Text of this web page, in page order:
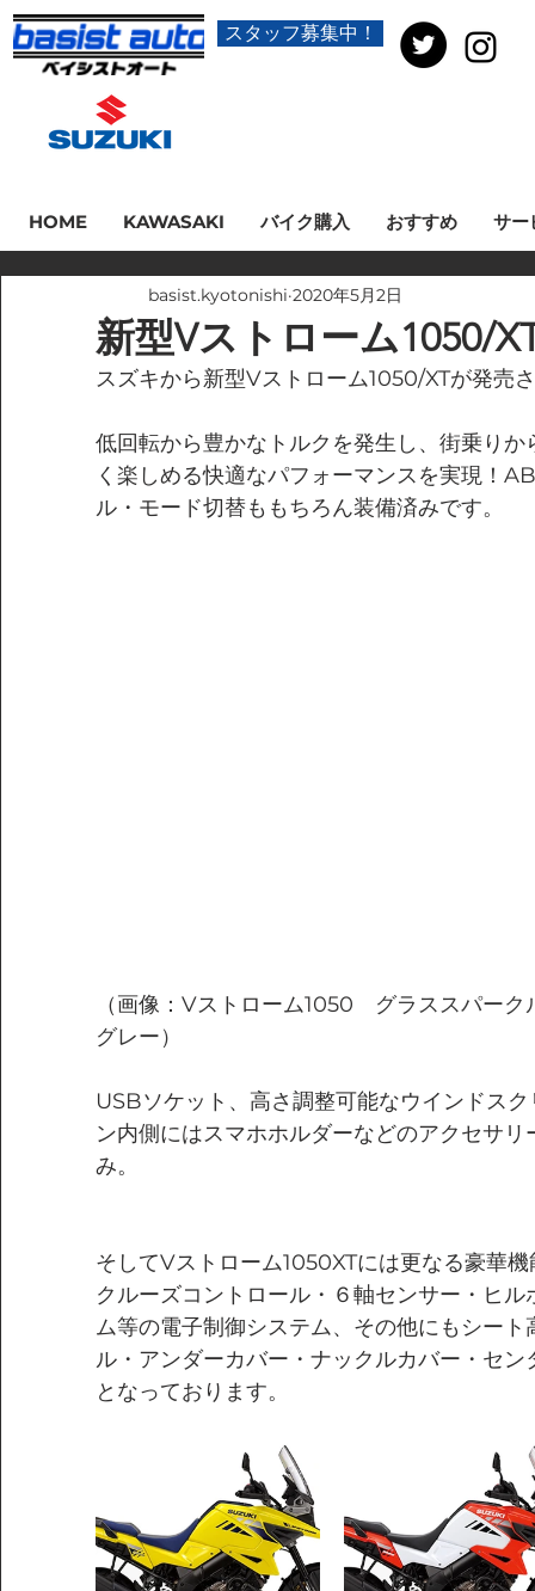
スタッフ募集中！
HOME KAWASAKI バイク購入 おすすめ サー
新型Vストローム1050/
basist.kyotonishi 2020年5月2日
スズキから新型Vストローム1050/XTが発売
低回転から豊かなトルクを発生し、街乗り
く楽しめる快適なパフォーマンスを実現！
ル・モード切替ももちろん装備済みです。
（画像：Vストローム1050 グラススパー
グレー）
USBソケット、高さ調整可能なウインドス
ン内側にはスマホホルダーなどのアクセサ
み。
そしてVストローム1050XTには更なる豪華
クルーズコントロール・６軸センサー・ヒ
ム等の電子制御システム、その他にもシー
ル・アンダーカバー・ナックルカバー・セ
となっております。